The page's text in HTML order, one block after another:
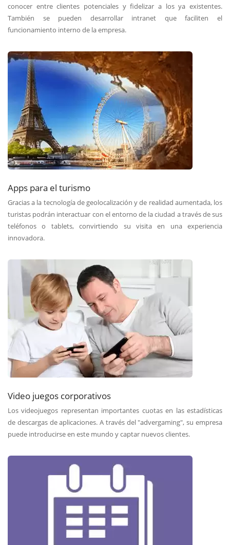
conocer entre clientes potenciales y fidelizar a los ya existentes.
También se pueden desarrollar intranet que faciliten el
funcionamiento interno de la empresa.
Apps para el turismo
Gracias a la tecnología de geolocalización y de realidad aumentada, los
turistas podrán interactuar con el entorno de la ciudad a través de sus
teléfonos o tablets, convirtiendo su visita en una experiencia
innovadora.
Video juegos corporativos
Los videojuegos representan importantes cuotas en las estadísticas
de descargas de aplicaciones. A través del "advergaming", su empresa
puede introducirse en este mundo y captar nuevos clientes.